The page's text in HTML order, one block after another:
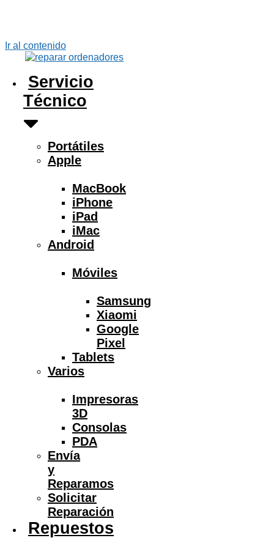
Ir al contenido
Servicio
Técnico
Portátiles
Apple
MacBook
iPhone
iPad
iMac
Android
Móviles
Samsung
Xiaomi
Google
Pixel
Tablets
Varios
Impresoras
3D
Consolas
PDA
Envía
y
Reparamos
Solicitar
Reparación
Repuestos